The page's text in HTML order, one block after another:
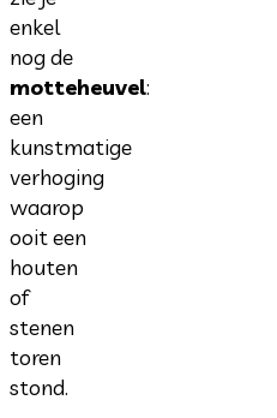
enkel
nog de
motteheuvel:
een
kunstmatige
verhoging
waarop
ooit een
houten
of
stenen
toren
stond.